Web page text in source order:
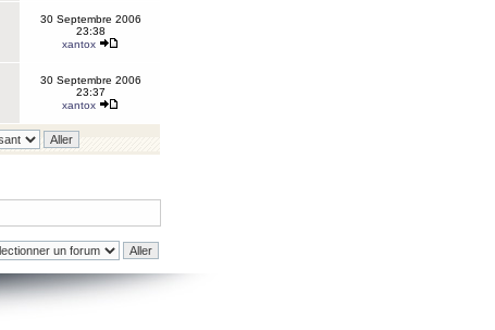
30 Septembre 2006
23:38
xantox
30 Septembre 2006
23:37
xantox